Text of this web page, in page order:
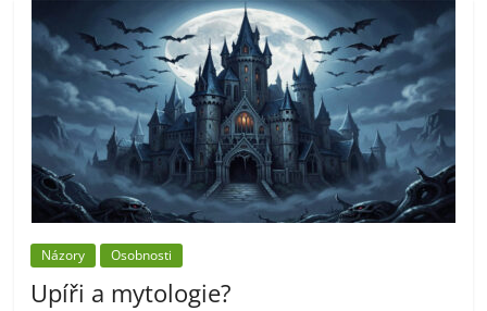
Názory Osobnosti
Upíři a mytologie?